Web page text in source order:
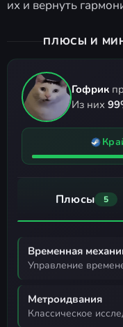
их и вернуть
ПЛЮСЫ И
Гофрик
Из них
Плюсы 5
Временная
управление
Метроидвания
классическое